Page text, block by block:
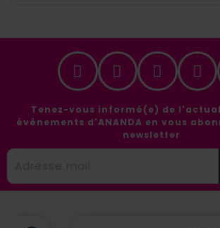
Tenez-vous informé(e) de
événements d'ANANDA en vous
newsletter